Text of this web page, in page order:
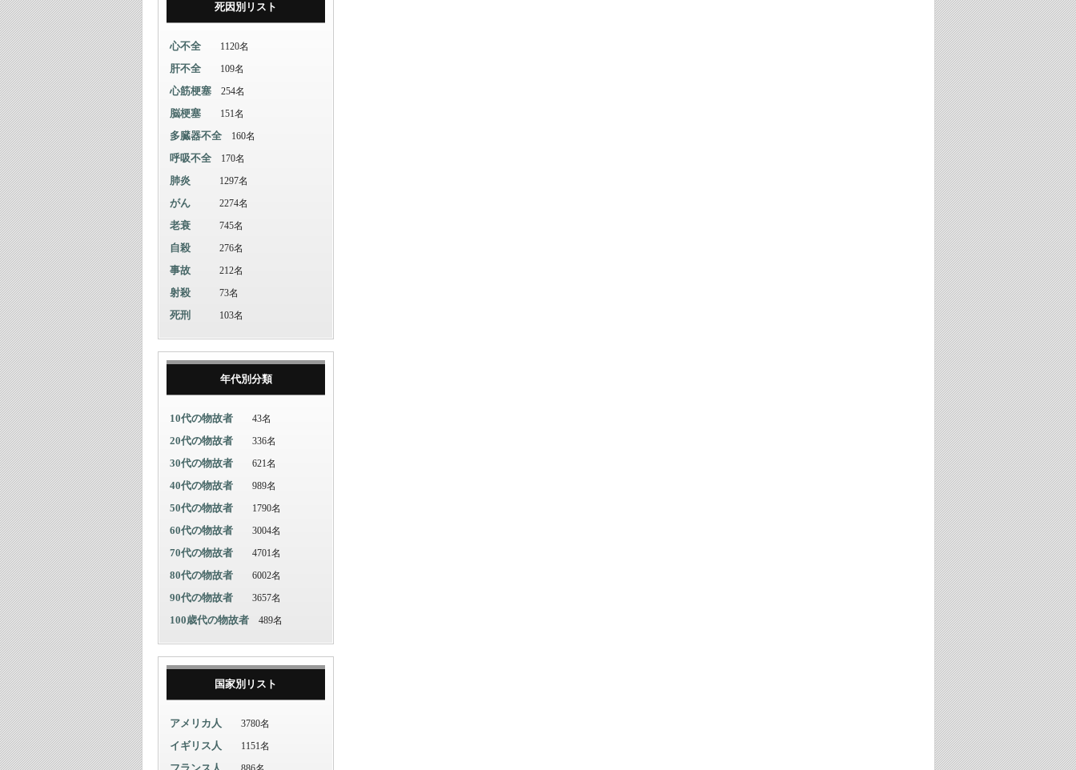
死因別リスト
心不全 1120名
肝不全 109名
心筋梗塞 254名
脳梗塞 151名
多臓器不全 160名
呼吸不全 170名
肺炎 1297名
がん 2274名
老衰 745名
自殺 276名
事故 212名
射殺 73名
死刑 103名
年代別分類
10代の物故者 43名
20代の物故者 336名
30代の物故者 621名
40代の物故者 989名
50代の物故者 1790名
60代の物故者 3004名
70代の物故者 4701名
80代の物故者 6002名
90代の物故者 3657名
100歳代の物故者 489名
国家別リスト
アメリカ人 3780名
イギリス人 1151名